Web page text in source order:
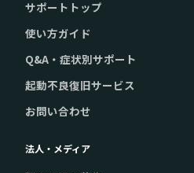
サポートトップ
使い方ガイド
Q&A・症状別サポート
起動不良復旧サービス
お問い合わせ
法人・メディア